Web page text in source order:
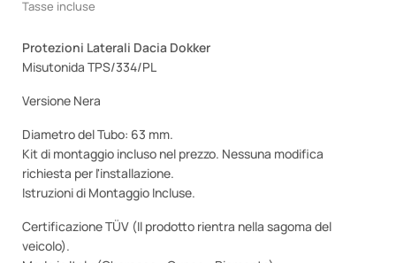
Tasse incluse
Protezioni Laterali Dacia Dokker
Misutonida TPS/334/PL
Versione Nera
Diametro del Tubo: 63 mm.
Kit di montaggio incluso nel prezzo. Nessuna modifica
richiesta per l'installazione.
Istruzioni di Montaggio Incluse.
Certificazione TÜV (Il prodotto rientra nella sagoma del
veicolo).